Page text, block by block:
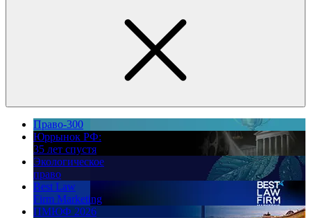
Право-300
Юррынок РФ:
35 лет спустя
Экологическое
право
Best Law
Firm Marketing
ПМЮФ 2026